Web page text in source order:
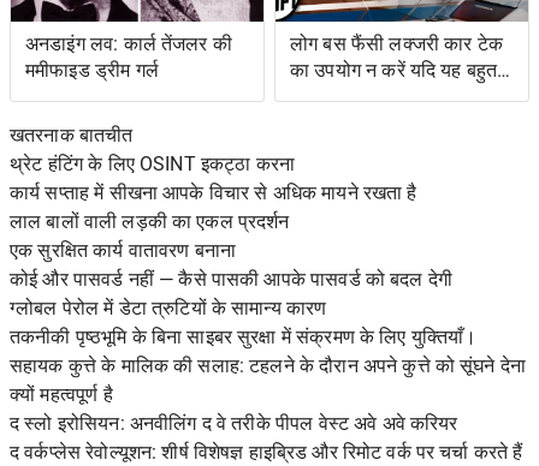
अनडाइंग लव: कार्ल तेंजलर की
ममीफाइड ड्रीम गर्ल
लोग बस फैंसी लक्जरी कार टेक
का उपयोग न करें यदि यह बहुत
जटिल है
खतरनाक बातचीत
थ्रेट हंटिंग के लिए OSINT इकट्ठा करना
कार्य सप्ताह में सीखना आपके विचार से अधिक मायने रखता है
लाल बालों वाली लड़की का एकल प्रदर्शन
एक सुरक्षित कार्य वातावरण बनाना
कोई और पासवर्ड नहीं — कैसे पासकी आपके पासवर्ड को बदल देगी
ग्लोबल पेरोल में डेटा त्रुटियों के सामान्य कारण
तकनीकी पृष्ठभूमि के बिना साइबर सुरक्षा में संक्रमण के लिए युक्तियाँ।
सहायक कुत्ते के मालिक की सलाह: टहलने के दौरान अपने कुत्ते को सूंघने देना
क्यों महत्वपूर्ण है
द स्लो इरोसियन: अनवीलिंग द वे तरीके पीपल वेस्ट अवे अवे करियर
द वर्कप्लेस रेवोल्यूशन: शीर्ष विशेषज्ञ हाइब्रिड और रिमोट वर्क पर चर्चा करते हैं